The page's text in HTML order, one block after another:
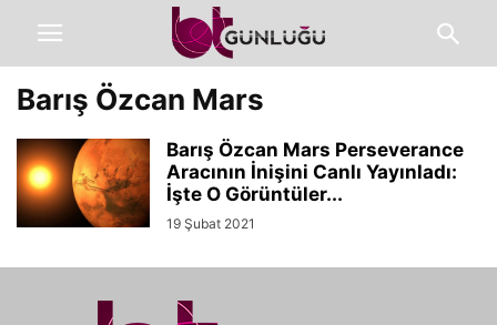
Barış Özcan Mars
Barış Özcan Mars Perseverance
Aracının İnişini Canlı Yayınladı:
İşte O Görüntüler...
19 Şubat 2021